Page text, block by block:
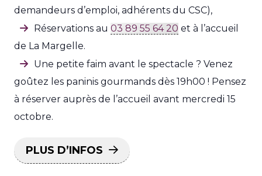
demandeurs d’emploi, adhérents du CSC),
Réservations au 03 89 55 64 20 et à l’accueil
de La Margelle.
Une petite faim avant le spectacle ? Venez
goûtez les paninis gourmands dès 19h00 ! Pensez
à réserver auprès de l’accueil avant mercredi 15
octobre.
PLUS D’INFOS